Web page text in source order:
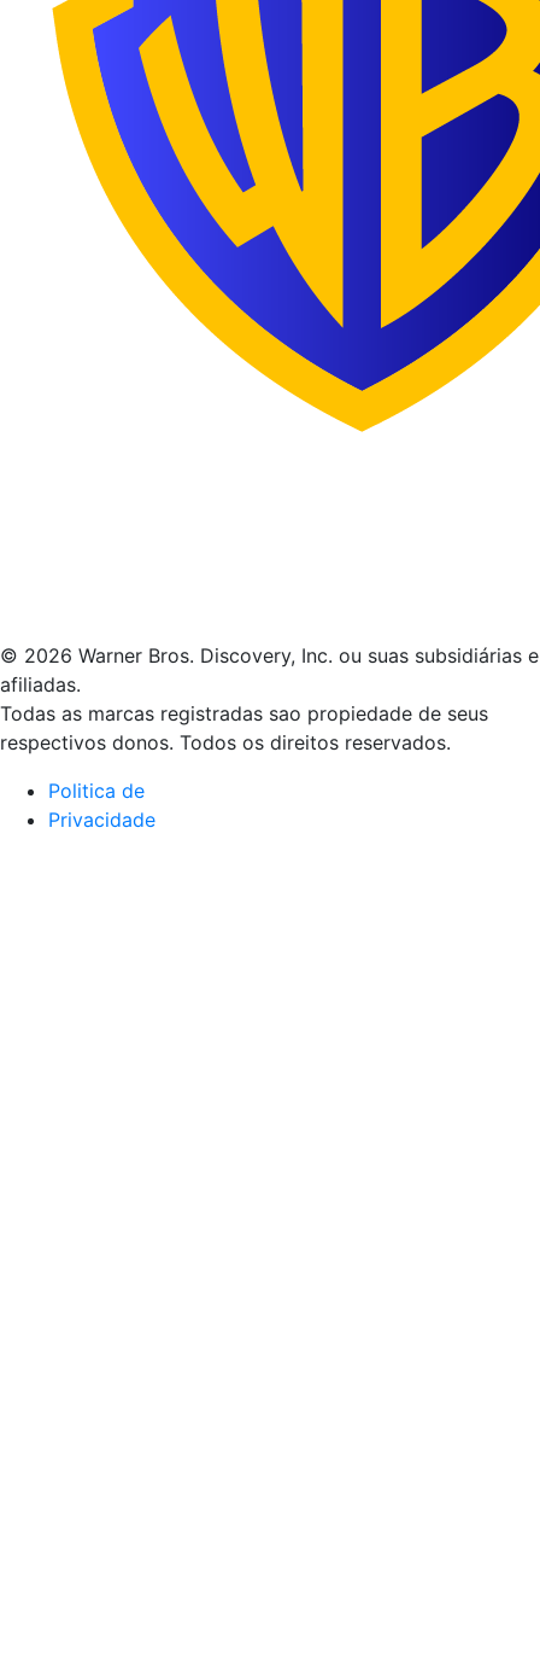
© 2026 Warner Bros. Discovery, Inc. ou suas subsidiárias e
afiliadas.
Todas as marcas registradas sao propiedade de seus
respectivos donos. Todos os direitos reservados.
Politica de
Privacidade